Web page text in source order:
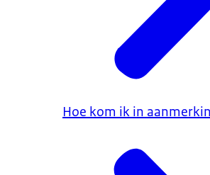
Hoe kom ik in